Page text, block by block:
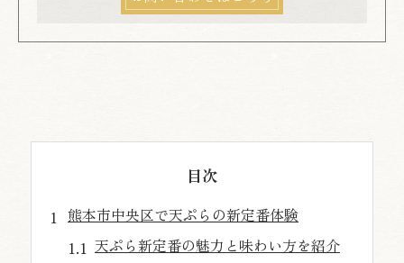
目次
熊本市中央区で天ぷらの新定番体験
天ぷら新定番の魅力と味わい方を紹介